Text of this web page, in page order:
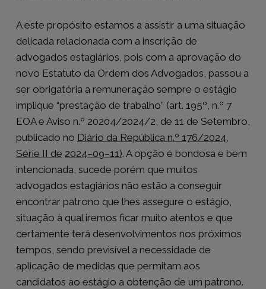
A este propósito estamos a assistir a uma situação
delicada relacionada com a inscrição de
advogados estagiários, pois com a aprovação do
novo Estatuto da Ordem dos Advogados, passou a
ser obrigatória a remuneração sempre o estágio
implique “prestação de trabalho” (art. 195º, n.º 7
EOA e Aviso n.º 20204/2024/2, de 11 de Setembro,
publicado no Diário da República n.º 176/2024,
Série II de 2024–09–11 ). A opção é bondosa e bem
intencionada, sucede porém que muitos
advogados estagiários não estão a conseguir
encontrar patrono que lhes assegure o estágio,
situação à qual iremos ficar muito atentos e que
certamente terá desenvolvimentos nos próximos
tempos, sendo previsível a necessidade de
aplicação de medidas que permitam aos
candidatos ao estágio a obtenção de um patrono.